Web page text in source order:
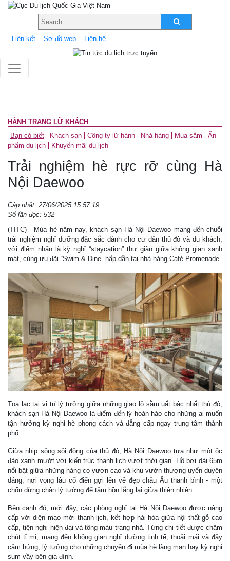
Liên kết Sơ đồ web Liên hệ
HÀNH TRANG LỮ KHÁCH
Bạn có biết
Khách sạn Công ty lữ hành Nhà hàng Mua sắm
Ấn
phẩm du lịch
Khuyến mãi du lịch
Trải nghiệm hè rực rỡ cùng Hà
Nội Daewoo
Cập nhật: 27/06/2025 15:57:19
Số lần đọc: 532
(TITC) - Mùa hè năm nay, khách sạn Hà Nội Daewoo mang đến chuỗi
trải nghiệm nghỉ dưỡng đặc sắc dành cho cư dân thủ đô và du khách,
với điểm nhấn là kỳ nghỉ “staycation” thư giãn giữa không gian xanh
mát, cùng ưu đãi “Swim & Dine” hấp dẫn tại nhà hàng Café Promenade.
Tọa lạc tại vị trí lý tưởng giữa những giao lộ sầm uất bậc nhất thủ đô,
khách sạn Hà Nội Daewoo là điểm đến lý hoàn hảo cho những ai muốn
tận hưởng kỳ nghỉ hè phong cách và đẳng cấp ngay trung tâm thành
phố.
Giữa nhịp sống sôi động của thủ đô, Hà Nội Daewoo tựa như một ốc
đảo xanh mướt với kiến trúc thanh lịch vượt thời gian. Hồ bơi dài 65m
nổi bật giữa những hàng cọ vươn cao và khu vườn thượng uyển duyên
dáng, nơi vọng lâu cổ điển gợi lên vẻ đẹp châu Âu thanh bình - một
chốn dừng chân lý tưởng để tâm hồn lắng lại giữa thiên nhiên.
Bên cạnh đó, mới đây, các phòng nghỉ tại Hà Nội Daewoo được nâng
cấp với diện mạo mới thanh lịch, kết hợp hài hòa giữa nội thất gỗ cao
cấp, tiện nghi hiện đại và tông màu trang nhã. Từng chi tiết được chăm
chút tỉ mỉ, mang đến không gian nghỉ dưỡng tinh tế, thoải mái và đầy
cảm hứng, lý tưởng cho những chuyến đi mùa hè lãng mạn hay kỳ nghỉ
sum vầy bên gia đình.